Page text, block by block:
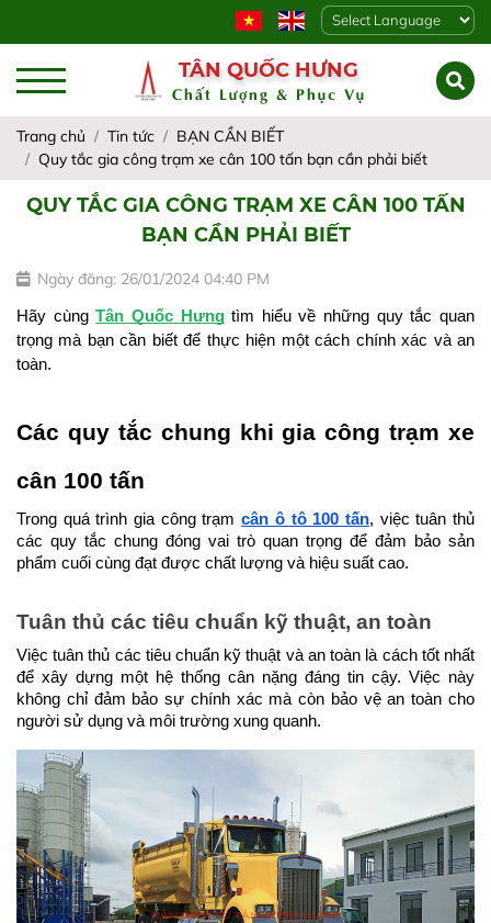
Powered by
TÂN QUỐC HƯNG
Chất Lượng & Phục Vụ
Trang chủ Tin tức
BẠN CẦN BIẾT
Quy tắc gia công trạm xe cân 100 tấn bạn cần phải biết
QUY TẮC GIA CÔNG TRẠM XE CÂN 100 TẤN
BẠN CẦN PHẢI BIẾT
Ngày đăng: 26/01/2024 04:40 PM
Hãy cùng Tân Quốc Hưng tìm hiểu về những quy tắc quan
trọng mà bạn cần biết để thực hiện một cách chính xác và an
toàn.
Các quy tắc chung khi gia công trạm xe
cân 100 tấn
Trong quá trình gia công trạm cân ô tô 100 tấn, việc tuân thủ
các quy tắc chung đóng vai trò quan trọng để đảm bảo sản
phẩm cuối cùng đạt được chất lượng và hiệu suất cao.
Tuân thủ các tiêu chuẩn kỹ thuật, an toàn
Việc tuân thủ các tiêu chuẩn kỹ thuật và an toàn là cách tốt nhất
để xây dựng một hệ thống cân nặng đáng tin cậy. Việc này
không chỉ đảm bảo sự chính xác mà còn bảo vệ an toàn cho
người sử dụng và môi trường xung quanh.